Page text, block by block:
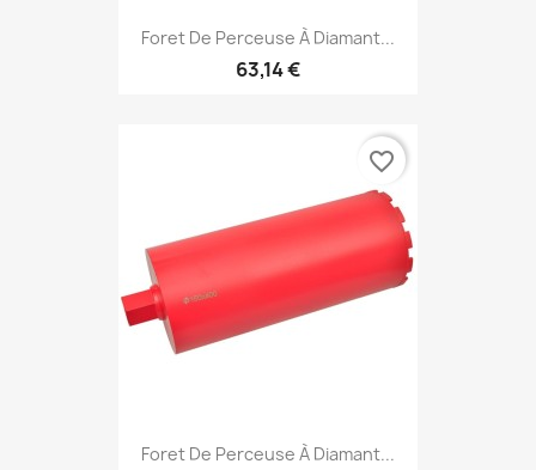
Foret De Perceuse À Diamant...
63,14 €
Foret De Perceuse À Diamant...
favorite_border